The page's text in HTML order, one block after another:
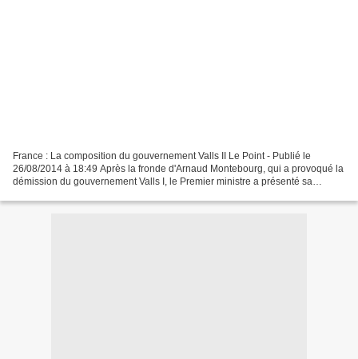
France : La composition du gouvernement Valls II Le Point - Publié le
26/08/2014 à 18:49 Après la fronde d'Arnaud Montebourg, qui a provoqué la
démission du gouvernement Valls I, le Premier ministre a présenté sa